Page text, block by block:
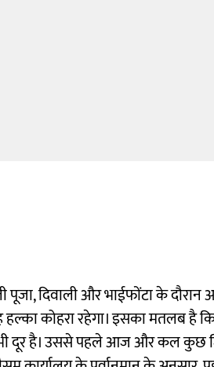
दिवाली और भाईफोंटा के
कोहरा रहेगा। इसका मतलब है कि
अभी दूर है। उससे पहले आज और कल कुछ